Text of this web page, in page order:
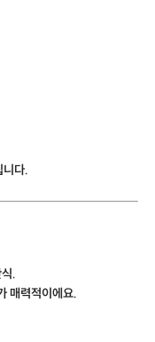
니다.
.
매력적이에요.